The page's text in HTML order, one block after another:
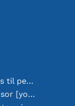
Lodning som en professionel: Tips til perfekte elektroniske forbindelser
Valg af den rigtige temperatursensor [youtube]